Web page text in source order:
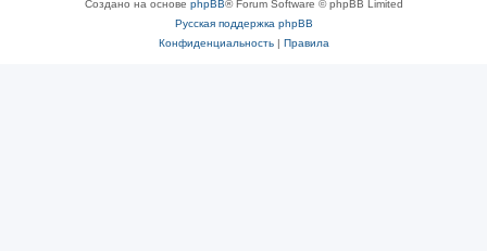
Создано на основе phpBB® Forum Software © phpBB Limited
Русская поддержка phpBB
Конфиденциальность| Правила